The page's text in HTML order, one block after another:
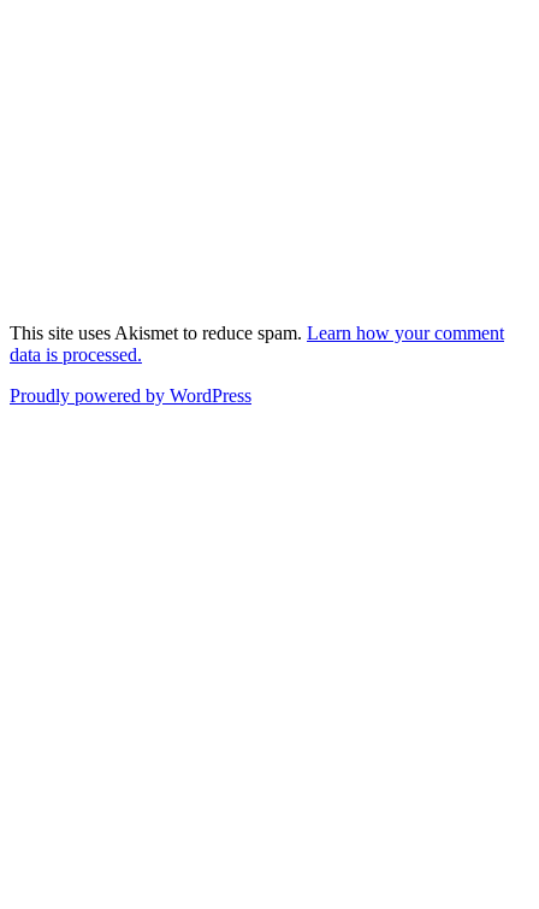
This site uses Akismet to reduce spam. Learn how your comment
data is processed.
Proudly powered by WordPress